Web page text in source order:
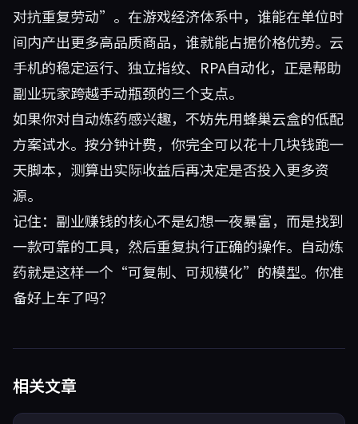
对抗重复劳动”。在游戏经济体系中，谁能在单位时
间内产出更多高品质商品，谁就能占据价格优势。云
手机的稳定运行、独立指纹、RPA自动化，正是帮助
副业玩家跨越手动瓶颈的三个支点。
如果你对自动炼药感兴趣，不妨先用蜂巢云盒的低配
方案试水。按分钟计费，你完全可以花十几块钱跑一
天脚本，测算出实际收益后再决定是否投入更多资
源。
记住：副业赚钱的核心不是幻想一夜暴富，而是找到
一款可靠的工具，然后重复执行正确的操作。自动炼
药就是这样一个“可复制、可规模化”的模型。你准
备好上车了吗？
相关文章